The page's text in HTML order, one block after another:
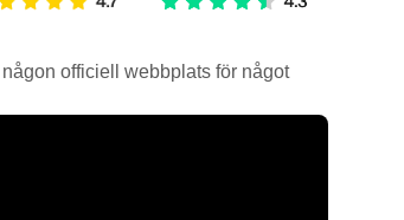
officiell webbplats för något